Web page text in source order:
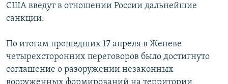
США введут в отношении России дальнейшие
санкции.
По итогам прошедших 17 апреля в Женеве
четырехсторонних переговоров было достигнуто
соглашение о разоружении незаконных